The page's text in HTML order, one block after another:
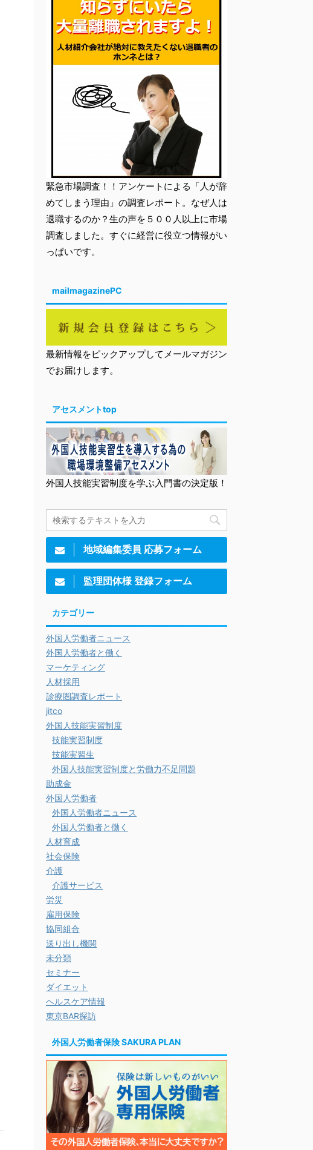
緊急市場調査！！アンケートによる「人が辞
めてしまう理由」の調査レポート。なぜ人は
退職するのか？生の声を５００人以上に市場
調査しました。すぐに経営に役立つ情報がい
っぱいです。
mailmagazinePC
最新情報をピックアップしてメールマガジン
でお届けします。
アセスメントtop
外国人技能実習制度を学ぶ入門書の決定版！
地域編集委員 応募フォーム
監理団体様 登録フォーム
カテゴリー
外国人労働者ニュース
外国人労働者と働く
マーケティング
人材採用
診療圏調査レポート
jitco
外国人技能実習制度
技能実習制度
技能実習生
外国人技能実習制度と労働力不足問題
助成金
外国人労働者
外国人労働者ニュース
外国人労働者と働く
人材育成
社会保険
介護
介護サービス
労災
雇用保険
協同組合
送り出し機関
未分類
セミナー
ダイエット
ヘルスケア情報
東京BAR探訪
外国人労働者保険 SAKURA PLAN